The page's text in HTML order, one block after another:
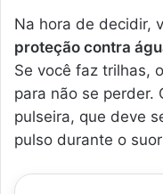
Na hora de decidir,
proteção contra
Se você faz trilhas, o
para não se perder.
pulseira, que deve
pulso durante o